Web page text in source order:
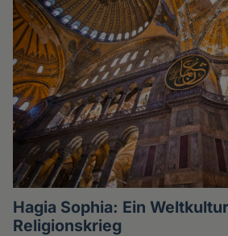
Hagia Sophia: Ein
Religionskrieg